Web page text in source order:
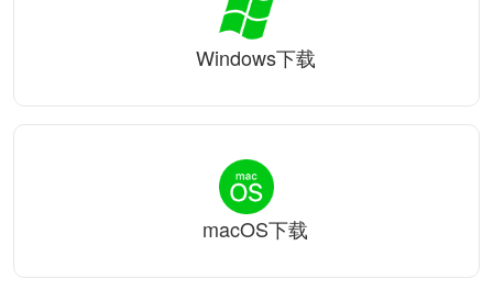
Windows下载
macOS下载